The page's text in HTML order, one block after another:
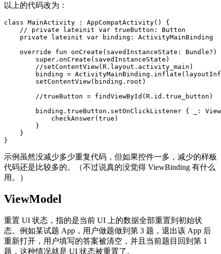
以上的代码改为：
class MainActivity : AppCompatActivity()
{
// private lateinit var trueButton: Button
private
lateinit var binding :
ActivityMainBinding
override
fun onCreate ( savedInstanceState : Bundle?)
super . onCreate ( savedInstanceState )
//setContentView(R.layout.activity_main)
binding = ActivityMainBinding . inflate (
setContentView( binding . root )
//trueButton = findViewById(R.id.true_button)
binding . trueButton . setOnClickListener { :
View
checkAnswer(true )
}
}
}
示例虽然没减少多少重复代码，但如果控件一多，减少的样板
代码还是比较多的。（不过说真的没觉得 ViewBinding 有什么
用。）
ViewModel
重置 UI 状态，指的是当前 UI 上的数据全部重置到初始状
态。例如某试题 App，用户做题做到第 3 题，退出该 App 后
重新打开，用户填写的答案被清空，并且当前题目回到第 1
题，这种情况就是 UI 状态被重置了。